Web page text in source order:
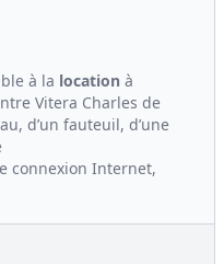
à la location à
Vitera Charles de
d’un fauteuil, d’une
connexion Internet,